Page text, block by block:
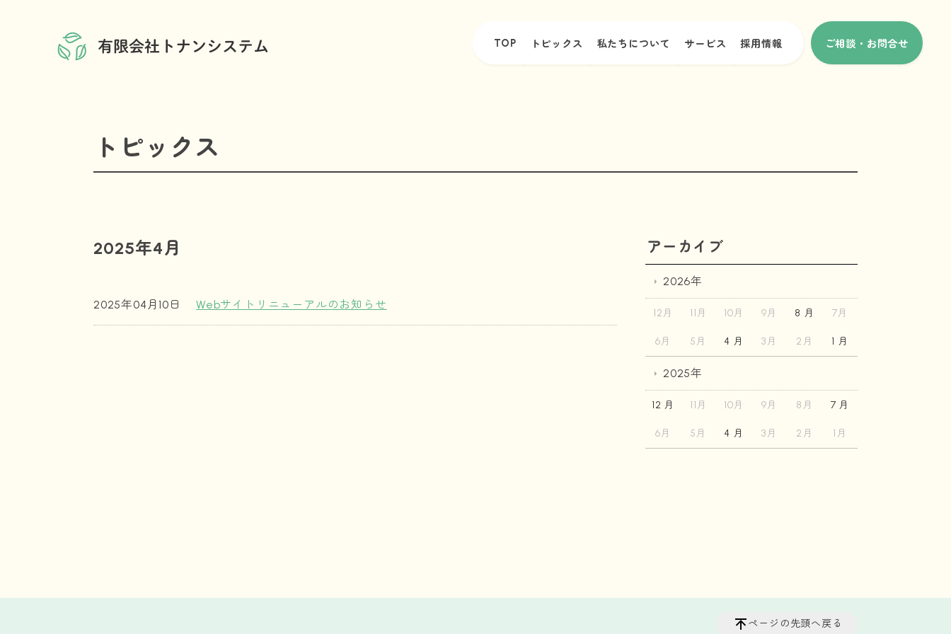
TOP トピックス 私たちについて サービス 採用情報 ご相談・お問合せ
トピックス
2025年4月
Webサイトリニューアルのお知らせ
2025年04月10日
アーカイブ
2026年
12月 11月 10月 9月 8 月 7月
6月 5月 4 月 3月 2月 1 月
2025年
12 月 11月 10月 9月 8月 7 月
6月 5月 4 月 3月 2月 1月
ページの先頭へ戻る